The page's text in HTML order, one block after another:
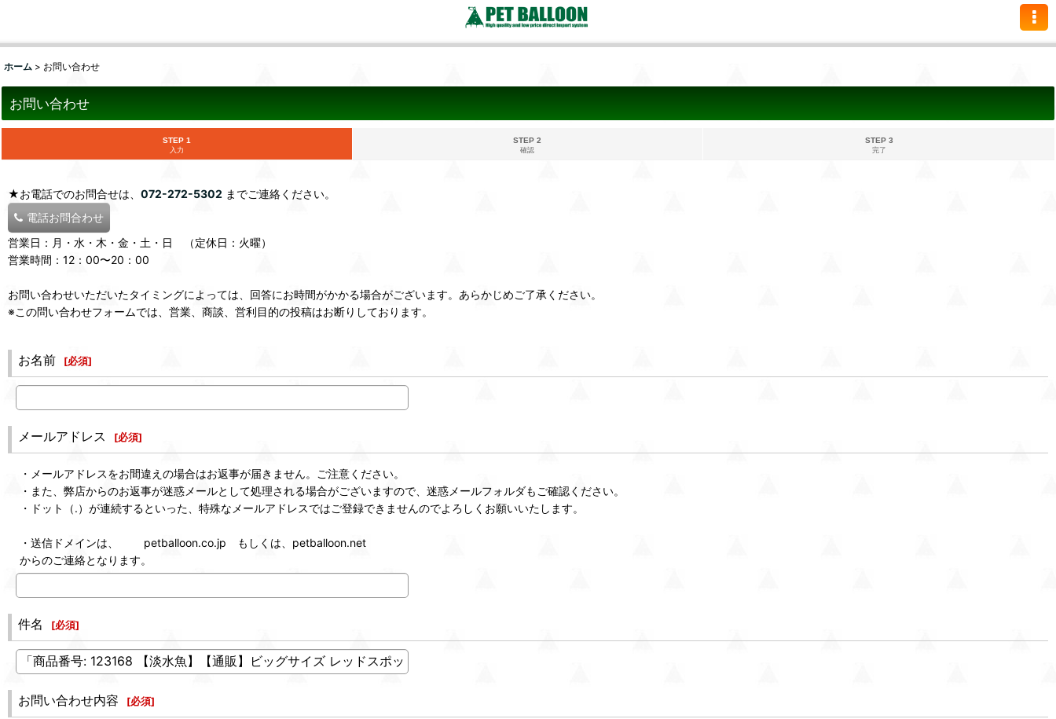
ホーム > お問い合わせ
お問い合わせ
STEP 1
入力
STEP 2
確認
STEP 3
完了
★お電話でのお問合せは、 072-272-5302 までご連絡ください。
電話お問合わせ
営業日：月・水・木・金・土・日 （定休日：火曜）
営業時間：12：00〜20：00
お問い合わせいただいたタイミングによっては、回答にお時間がかかる場合がございます。あらかじめご了承ください。
※この問い合わせフォームでは、営業、商談、営利目的の投稿はお断りしております。
お名前 [必須]
メールアドレス [必須]
・メールアドレスをお間違えの場合はお返事が届きません。ご注意ください。
・また、弊店からのお返事が迷惑メールとして処理される場合がございますので、迷惑メールフォルダもご確認ください。
・ドット（.）が連続するといった、特殊なメールアドレスではご登録できませんのでよろしくお願いいたします。
・送信ドメインは、 petballoon.co.jp もしくは、petballoon.net
からのご連絡となります。
件名 [必須]
お問い合わせ内容 [必須]